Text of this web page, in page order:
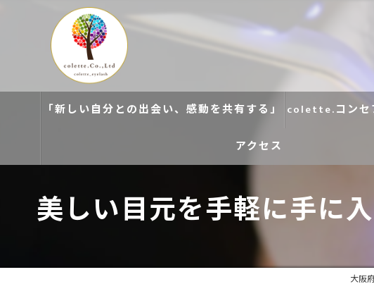
「新しい自分との出会い、感動を共有する」 colette.コンセ
アクセス
colette. 玉造
美しい目元を手軽に手に
大阪